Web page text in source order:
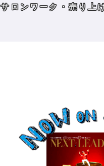
サロンワーク・売り上